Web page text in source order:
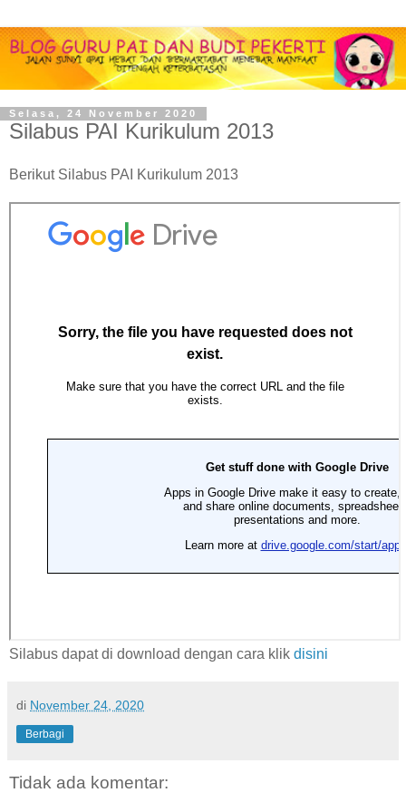
Selasa, 24 November 2020
Silabus PAI Kurikulum 2013
Berikut Silabus PAI Kurikulum 2013
Silabus dapat di download dengan cara klik disini
di November 24, 2020
Berbagi
Tidak ada komentar: